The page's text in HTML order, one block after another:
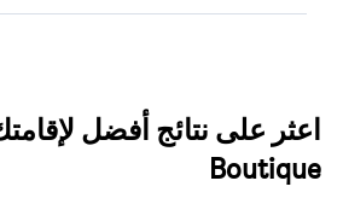
Boutique